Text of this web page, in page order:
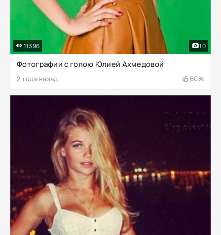
Фотографии с голою Юлией Ахмедовой
2 года назад 60%
11396 10